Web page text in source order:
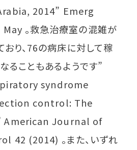
2014” Emerg
。救急治療室の混雑が
おり、76の病床に対して稼
ることもあるようです”
syndrome
control: The
American Journal of
(2014) 。また、いずれ